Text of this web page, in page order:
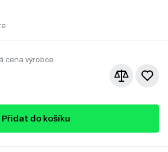
cena výrobce
Přidat do košíku